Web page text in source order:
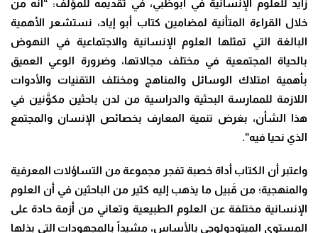
زايد للعلوم الإنسانية في أبوظبي، في تقديمه للمؤلف: “أنه من
خلال القراءة المتأنية لمضامين كتاب أبو إياد، نستشعر الأهمية
البالغة التي تمثلها العلوم الإنسانية والاجتماعية في النهوض
بالحياة المجتمعية في مختلف مجالاتها، وضرورة الوعي العميق
بأهمية امتلاك الوسائل والمناهج ومختلف التقنيات والأدوات
اللازمة للممارسة البحثية والدراسية من لدن باحثين مكوَّنين في
هذا الشأن، بغرض تنمية المعارف بخصائص الإنسان والمجتمع
الذي نحيا فيه”.
واعتبر أن الكتاب أداة خصبة تفجر مجموعة من التساؤلات المعرفية
والمنهجية؛ من قَبيل ما يذهب إليه كثير من الباحثين في أن العلوم
الإنسانية مختلفة عن العلوم الطبيعية وتعاني من أزمة حادة على
المستوى الميتودولوجي بالأساس، مشيداً بالمجهودات التي بذلها